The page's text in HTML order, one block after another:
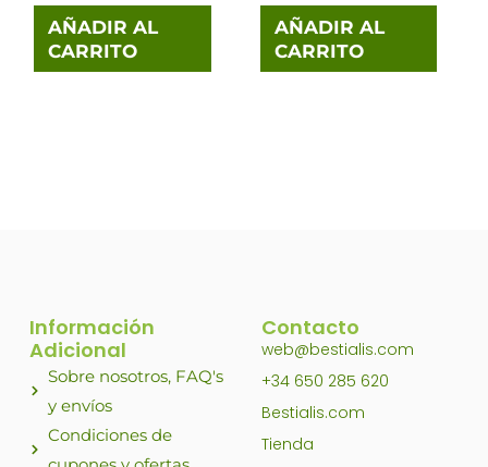
AÑADIR AL
CARRITO
AÑADIR AL
CARRITO
Información
Adicional
Sobre nosotros, FAQ's
y envíos
Condiciones de
Contacto
web@bestialis.com
+34 650 285 620
Bestialis.com
Tienda